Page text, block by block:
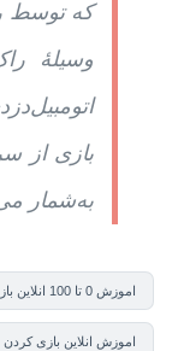
که توسط
وسیلهٔ
بازی از
به‌شمار
اموزش 0 تا 100 انلاین بازی کردن جی تی ای سن اندرس
اموزش انلاین بازی